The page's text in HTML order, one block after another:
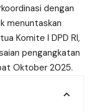
dengan
menuntaskan
Komite I DPD RI,
pengangkatan
Oktober 2025.